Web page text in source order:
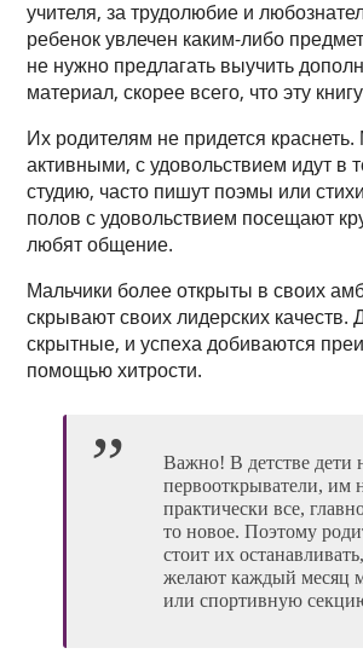
учителя, за трудолюбие и
ребенок увлечен каким-либо
не нужно предлагать выучить
материал, скорее всего, что эту
Их родителям не придется
активными, с удовольствием идут в
студию, часто пишут поэмы или
полов с удовольствием посещают
любят общение.
Мальчики более открыты в своих
скрывают своих лидерских качеств.
скрытные, и успеха добиваются
помощью хитрости.
Важно! В детстве дети
первооткрыватели, им
практически все,
то новое. Поэтому
стоит их
желают каждый месяц
или спортивную